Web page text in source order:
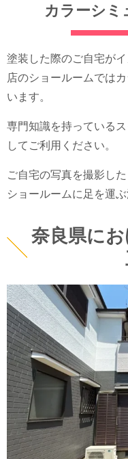
カラーシミ
塗装した際のご自宅が
店のショールームでは
います。
専門知識を持っている
してご利用ください。
ご自宅の写真を撮影し
ショールームに足を運
奈良県に